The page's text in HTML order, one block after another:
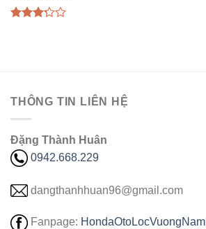
THÔNG TIN LIÊN HỆ
Đặng Thành Huân
0942.668.229
dangthanhhuan96@gmail.com
Fanpage: